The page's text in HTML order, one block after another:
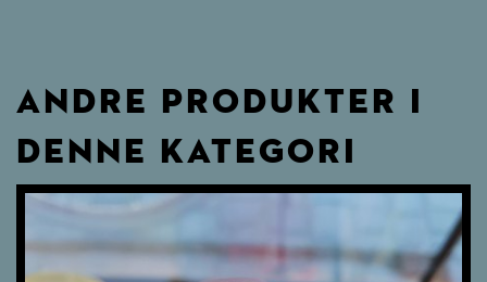
ANDRE PRODUKTER I
DENNE KATEGORI